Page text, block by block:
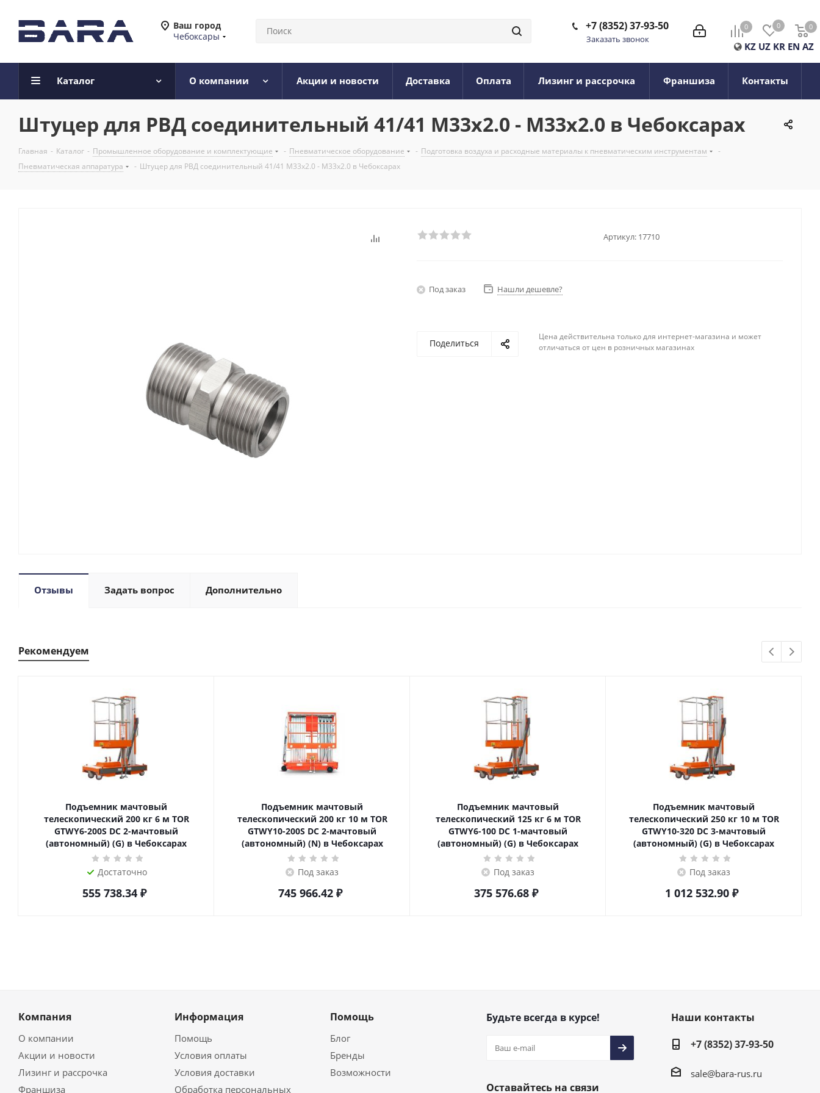
Ваш город
Чебоксары
0 0 0
0
KZ UZ KR EN AZ
+7 (8352) 37-93-50
Заказать звонок
Каталог О компании Акции и новости Доставка Оплата Лизинг и рассрочка Франшиза Контакты
Штуцер для РВД соединительный 41/41 М33х2.0 - М33х2.0 в Чебоксарах
Главная - Каталог - Промышленное оборудование и комплектующие - Пневматическое оборудование - Подготовка воздуха и расходные материалы к пневматическим инструментам
-
Пневматическая аппаратура
- Штуцер для РВД соединительный 41/41 М33х2.0 - М33х2.0 в Чебоксарах
Артикул: 17710
Под заказ Нашли дешевле?
Поделиться
Цена действительна только для интернет-магазина и может
отличаться от цен в розничных магазинах
Отзывы Задать вопрос Дополнительно
Рекомендуем
Подъемник мачтовый
телескопический 200 кг 6 м TOR
GTWY6-200S DC 2-мачтовый
(автономный) (G) в Чебоксарах
Достаточно
555 738.34₽
Подъемник мачтовый
телескопический 200 кг 10 м TOR
GTWY10-200S DC 2-мачтовый
(автономный) (N) в Чебоксарах
Под заказ
745 966.42₽
Подъемник мачтовый
телескопический 125 кг 6 м TOR
GTWY6-100 DC 1-мачтовый
(автономный) (G) в Чебоксарах
Под заказ
375 576.68₽
Подъемник мачтовый
телескопический 250 кг 10 м TOR
GTWY10-320 DC 3-мачтовый
(автономный) (G) в Чебоксарах
Под заказ
1 012 532.90 ₽
Компания
О компании
Акции и новости
Лизинг и рассрочка
Франшиза
Информация
Помощь
Условия оплаты
Условия доставки
Обработка персональных
Помощь
Блог
Бренды
Возможности
Будьте всегда в курсе!
Оставайтесь на связи
Наши контакты
+7 (8352) 37-93-50
sale@bara-rus.ru